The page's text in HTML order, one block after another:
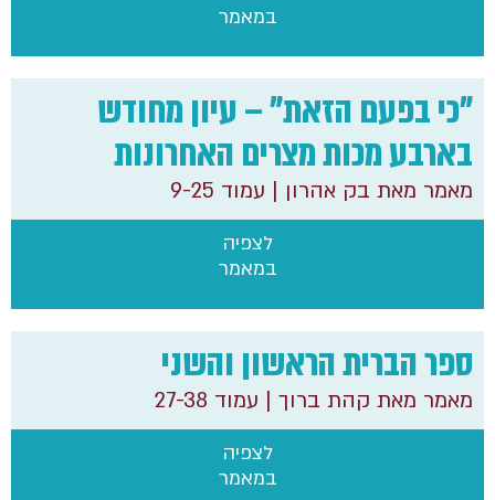
במאמר
לצפיה
במאמר
"כי בפעם הזאת" – עיון מחודש
בארבע מכות מצרים האחרונות
מאמר מאת בק אהרון | עמוד 9-25
לצפיה
במאמר
ספר הברית הראשון והשני
מאמר מאת קהת ברוך | עמוד 27-38